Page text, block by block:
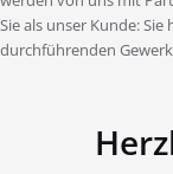
Sie als unser Kunde:
durchführenden